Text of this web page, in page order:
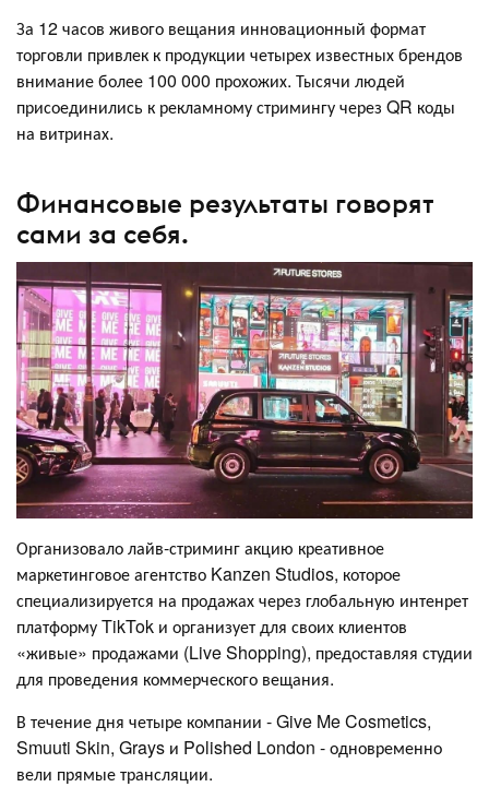
За 12 часов живого вещания инновационный формат
торговли привлек к продукции четырех известных брендов
внимание более 100 000 прохожих. Тысячи людей
присоединились к рекламному стримингу через QR коды
на витринах.
Финансовые результаты говорят
сами за себя.
Организовало лайв-стриминг акцию креативное
маркетинговое агентство Kanzen Studios, которое
специализируется на продажах через глобальную интенрет
платформу TikTok и организует для своих клиентов
«живые» продажами (Live Shopping), предоставляя студии
для проведения коммерческого вещания.
В течение дня четыре компании - Give Me Cosmetics,
Smuuti Skin, Grays и Polished London - одновременно
вели прямые трансляции.